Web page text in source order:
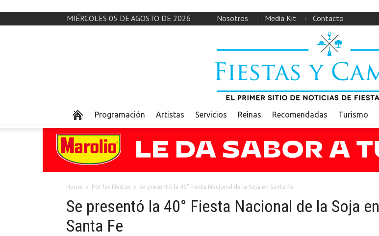
MIÉRCOLES 05 DE AGOSTO DE 2026 Nosotros Media Kit Contacto
Programación Artistas Servicios Reinas Recomendadas Turismo
Home Por las Fiestas Se presentó la 40° Fiesta Nacional de la Soja en Santa Fe
Se presentó la 40° Fiesta Nacional de la Soja en
Santa Fe